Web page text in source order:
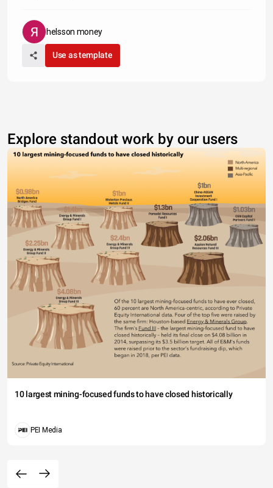
helsson money
Use as template
Explore standout work by our users
10 largest mining-focused funds to have closed historically
PEI Media